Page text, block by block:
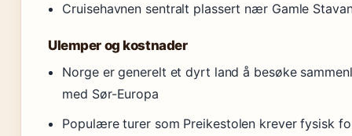
Cruisehavnen sentralt plassert nær Gamle
Ulemper og kostnader
Norge er generelt et dyrt land å besøke
med Sør-Europa
Populære turer som Preikestolen krever fysisk